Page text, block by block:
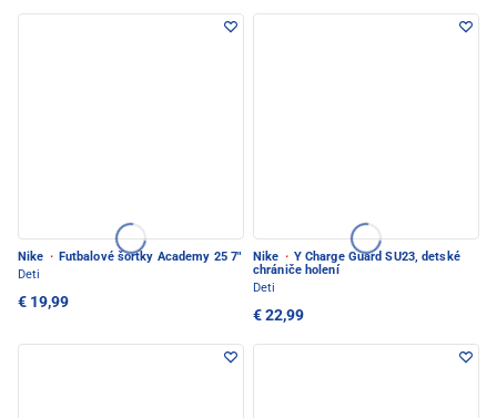
Nike · Futbalové šortky Academy 25 7"
Deti
€ 19,99
Nike · Y Charge Guard SU23, detské
chrániče holení
Deti
€ 22,99